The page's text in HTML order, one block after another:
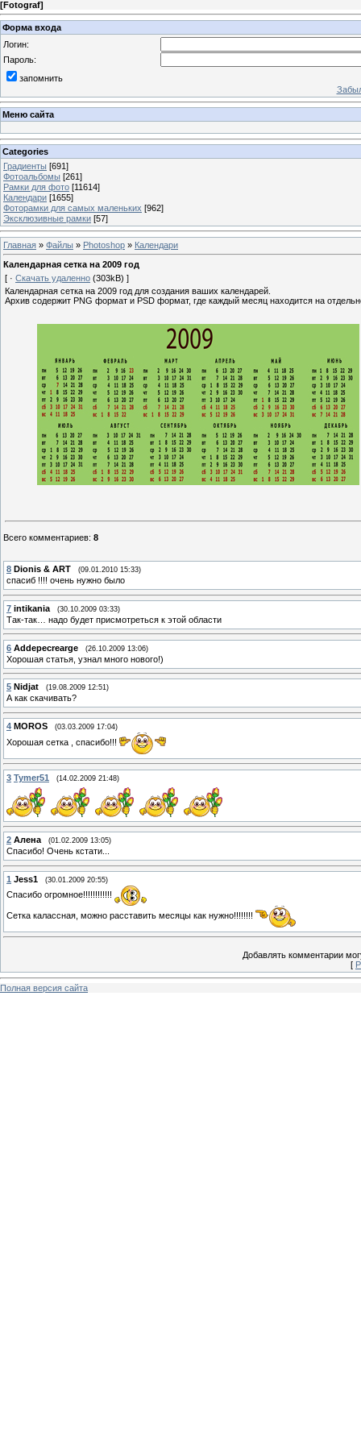
[Fotograf]
Форма входа
Логин:
Пароль:
запомнить
Меню сайта
Categories
Градиенты [691]
Фотоальбомы [261]
Рамки для фото [11614]
Календари [1655]
Фоторамки для самых маленьких [962]
Эксклюзивные рамки [57]
Главная » Файлы » Photoshop » Календари
Календарная сетка на 2009 год
[ · Скачать удаленно (303kB) ]
Календарная сетка на 2009 год для создания ваших календарей.
Архив содержит PNG формат и PSD формат, где каждый месяц находится на
Всего комментариев: 8
8 Dionis & ART (09.01.2010 15:33)
спасиб !!!! очень нужно было
7 intikania (30.10.2009 03:33)
Так-так… надо будет присмотреться к этой области
6 Addepecrearge (26.10.2009 13:06)
Хорошая статья, узнал много нового!)
5 Nidjat (19.08.2009 12:51)
А как скачивать?
4 MOROS (03.03.2009 17:04)
Хорошая сетка , спасибо!!!
3 Tymer51 (14.02.2009 21:48)
2 Алена (01.02.2009 13:05)
Спасибо! Очень кстати...
1 Jess1 (30.01.2009 20:55)
Спасибо огромное!!!!!!!!!!!!
Сетка калассная, можно расставить месяцы как нужно!!!!!!!!
Добавлять комментарии
[
Полная версия сайта